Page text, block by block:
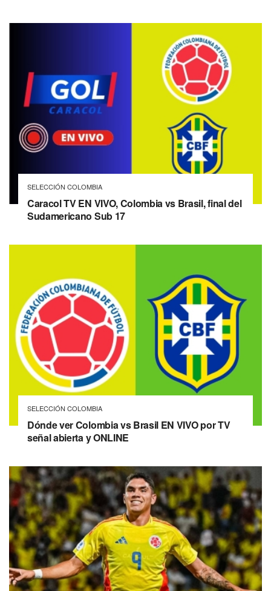
SELECCIÓN COLOMBIA
Caracol TV EN VIVO, Colombia vs Brasil, final del
Sudamericano Sub 17
SELECCIÓN COLOMBIA
Dónde ver Colombia vs Brasil EN VIVO por TV
señal abierta y ONLINE